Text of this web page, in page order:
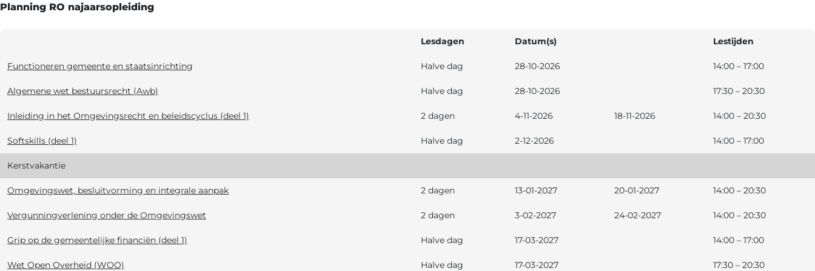
Planning RO najaarsopleiding
Lesdagen Datum(s) Lestijden
Functioneren gemeente en staatsinrichting Halve dag 28-10-2026 14:00 – 17:00
Algemene wet bestuursrecht (Awb) Halve dag 28-10-2026 17:30 – 20:30
Inleiding in het Omgevingsrecht en beleidscyclus (deel 1) 2 dagen 4-11-2026 18-11-2026 14:00 – 20:30
Softskills (deel 1) Halve dag 2-12-2026 14:00 – 17:00
Kerstvakantie
Omgevingswet, besluitvorming en integrale aanpak 2 dagen 13-01-2027 20-01-2027 14:00 – 20:30
Vergunningverlening onder de Omgevingswet 2 dagen 3-02-2027 24-02-2027 14:00 – 20:30
Grip op de gemeentelijke financiën (deel 1) Halve dag 17-03-2027 14:00 – 17:00
Wet Open Overheid (WOO) Halve dag 17-03-2027 17:30 – 20:30